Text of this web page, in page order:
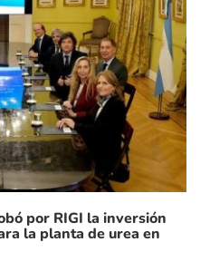
por RIGI la inversión
la planta de urea en